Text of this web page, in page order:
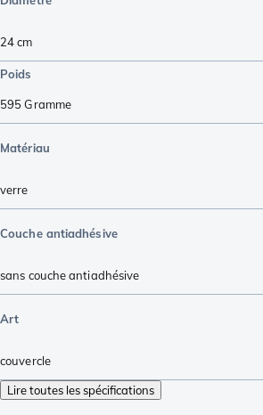
24 cm
Poids
595Gramme
Matériau
verre
Couche antiadhésive
sans couche antiadhésive
Art
couvercle
Lire toutes les spécifications